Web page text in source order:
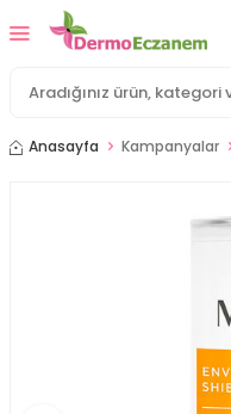
Anasayfa Kampanyalar